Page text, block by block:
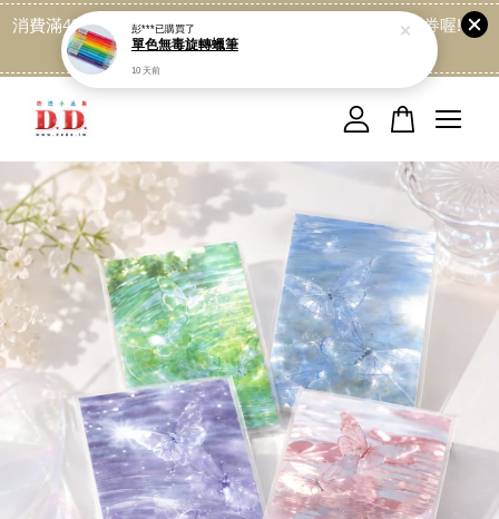
消費滿499免運喔, 記得加LINE:@dede168 領取專屬折扣券喔!
點我
您的購物車目前還是空的。